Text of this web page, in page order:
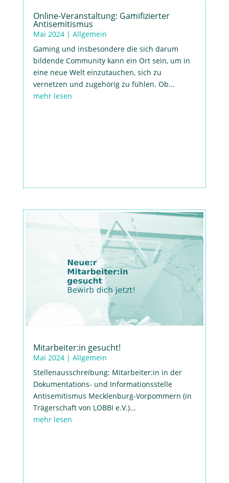
Online-Veranstaltung: Gamifizierter
Antisemitismus
Mai 2024| Allgemein
Gaming und insbesondere die sich darum
bildende Community kann ein Ort sein, um in
eine neue Welt einzutauchen, sich zu
vernetzen und zugehörig zu fühlen. Ob...
mehr lesen
Mitarbeiter:in gesucht!
Mai 2024| Allgemein
Stellenausschreibung: Mitarbeiter:in in der
Dokumentations- und Informationsstelle
Antisemitismus Mecklenburg-Vorpommern (in
Trägerschaft von LOBBI e.V.)...
mehr lesen